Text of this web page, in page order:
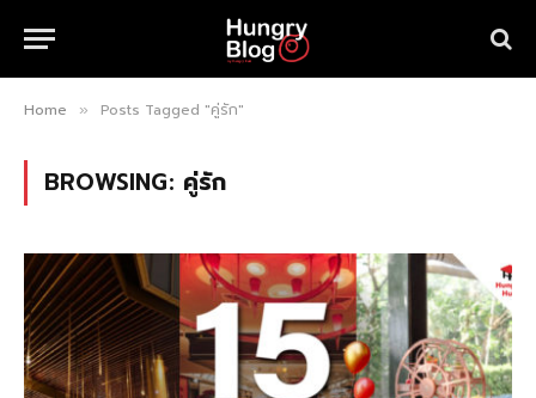
Home » Posts Tagged "คู่รัก"
BROWSING: คู่รัก